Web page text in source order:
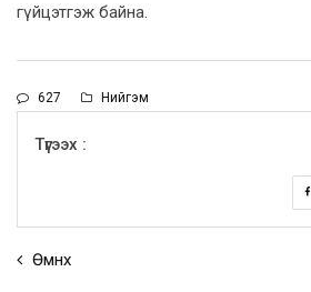
гүйцэтгэж байна.
627 Нийгэм
Түгээх :
Өмнөх